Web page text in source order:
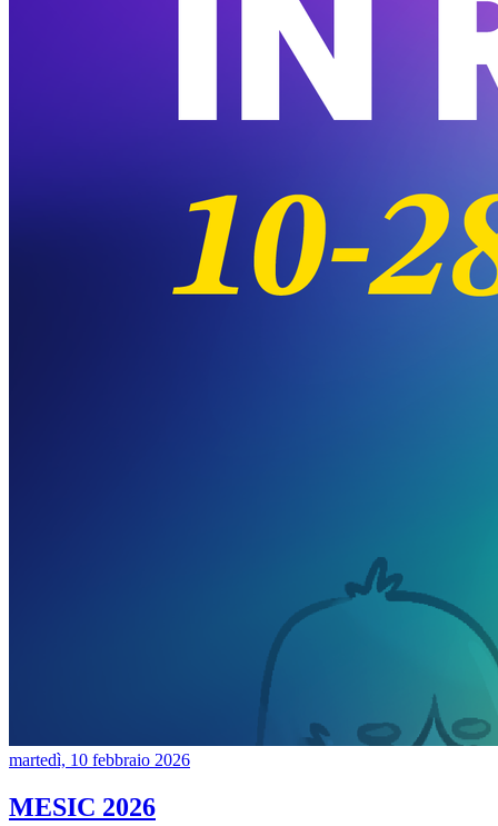
martedì, 10 febbraio 2026
MESIC 2026